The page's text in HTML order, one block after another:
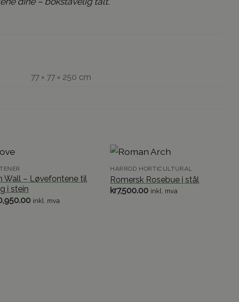
77 × 77 × 250 cm
Wall – Løvefontene til
i stein
inkl. mva
HARROD HORTICULTURAL
Romersk Rosebue i stål
kr7,500.00 inkl. mva